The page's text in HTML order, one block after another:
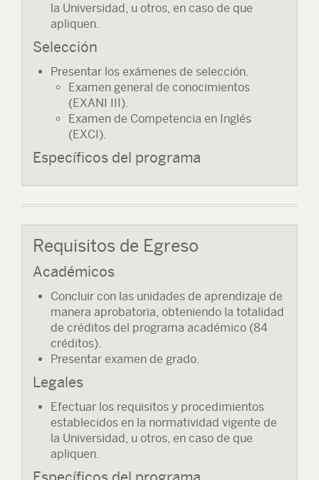
la Universidad, u otros, en caso de que
apliquen.
Selección
Presentar los exámenes de selección.
Examen general de conocimientos
(EXANI III).
Examen de Competencia en Inglés
(EXCI).
Específicos del programa
Requisitos de Egreso
Académicos
Concluir con las unidades de aprendizaje de
manera aprobatoria, obteniendo la totalidad
de créditos del programa académico (84
créditos).
Presentar examen de grado.
Legales
Efectuar los requisitos y procedimientos
establecidos en la normatividad vigente de
la Universidad, u otros, en caso de que
apliquen.